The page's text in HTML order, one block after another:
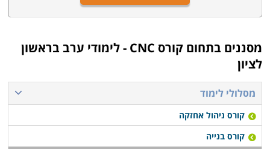
מסננים בתחום
קורס CNC - לימודי ערב בראשון
לציון
מסלולי לימוד
קורס ניהול אחזקה
קורס בנייה